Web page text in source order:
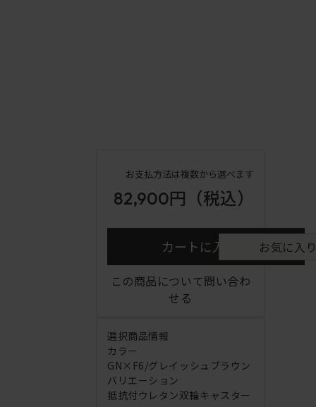
お支払方法は複数から選べます
82,900円 （税込）
カートに入れる お気に入
この商品について問い合わ
せる
選択商品情報
カラー
GN×F6/グレイッシュブラウン
バリエーション
抵抗付ウレタン双輪キャスター